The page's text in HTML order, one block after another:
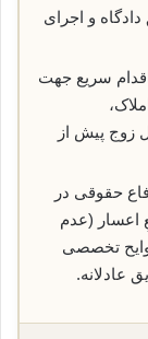
و اجرای
سریع جهت
زوج پیش از
حقوقی در
اعسار (عدم
تخصصی
عادلانه.